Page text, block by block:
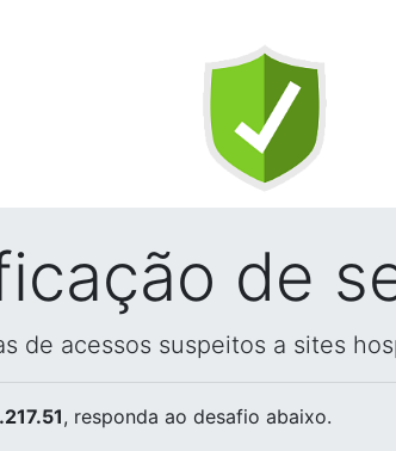
de
de acessos suspeitos a sites
, responda ao desafio abaixo.